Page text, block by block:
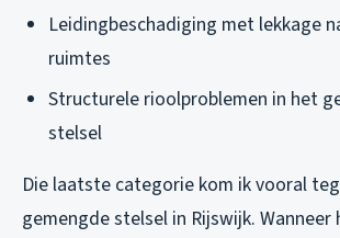
Leidingbeschadiging met lekkage
ruimtes
Structurele rioolproblemen in het
stelsel
Die laatste categorie kom ik vooral
gemengde stelsel in Rijswijk.